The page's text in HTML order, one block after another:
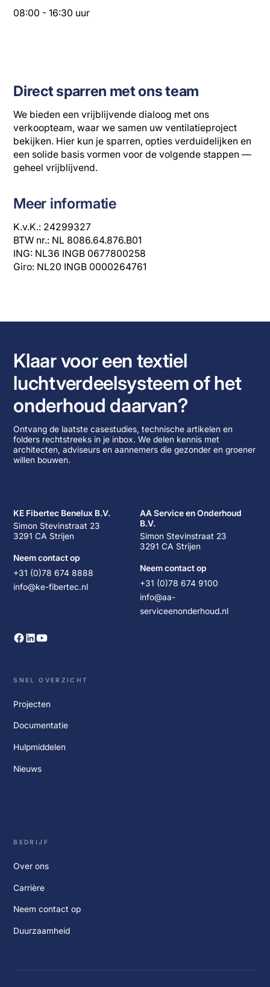
08:00 - 16:30 uur
Direct sparren met ons team
We bieden een vrijblijvende dialoog met ons
verkoopteam, waar we samen uw ventilatieproject
bekijken. Hier kun je sparren, opties verduidelijken en
een solide basis vormen voor de volgende stappen —
geheel vrijblijvend.
Meer informatie
K.v.K.: 24299327
BTW nr.: NL 8086.64.876.B01
ING: NL36 INGB 0677800258
Giro: NL20 INGB 0000264761
Klaar voor een textiel
luchtverdeelsysteem of het
onderhoud daarvan?
Ontvang de laatste casestudies, technische artikelen en
folders rechtstreeks in je inbox. We delen kennis met
architecten, adviseurs en aannemers die gezonder en groener
willen bouwen.
KE Fibertec Benelux B.V.
Simon Stevinstraat 23
3291 CA Strijen
Neem contact op
+31 (0)78 674 8888
info@ke-fibertec.nl
AA Service en Onderhoud
B.V.
Simon Stevinstraat 23
3291 CA Strijen
Neem contact op
+31 (0)78 674 9100
info@aa-
serviceenonderhoud.nl
SNEL OVERZICHT
Projecten
Documentatie
Hulpmiddelen
Nieuws
BEDRIJF
Over ons
Carrière
Neem contact op
Duurzaamheid